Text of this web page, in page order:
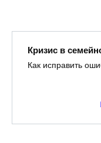
Кризис в
Как исправить